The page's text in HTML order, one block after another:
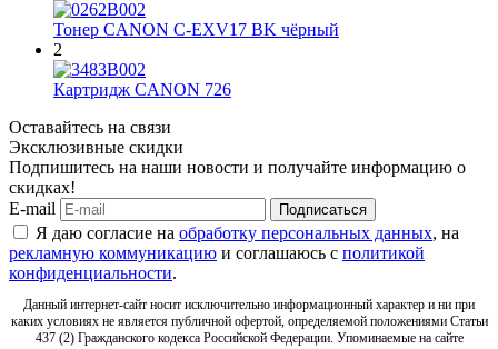
Тонер CANON C-EXV17 BK чёрный
2
Картридж CANON 726
Оставайтесь на связи
Эксклюзивные скидки
Подпишитесь на наши новости и получайте информацию о
скидках!
E-mail
Подписаться
Я даю согласие на обработку персональных данных, на
рекламную коммуникацию и соглашаюсь с политикой
конфиденциальности.
Данный интернет-сайт носит исключительно информационный характер и ни при
каких условиях не является публичной офертой, определяемой положениями Статьи
437 (2) Гражданского кодекса Российской Федерации. Упоминаемые на сайте